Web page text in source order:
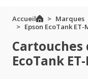
Accueil Marques
Epson EcoTank ET-
Cartouches
EcoTank